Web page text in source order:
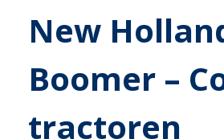
New
Boomer –
tractoren